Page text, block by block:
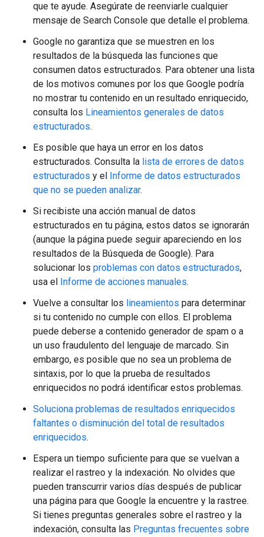
que te ayude. Asegúrate de reenviarle cualquier
mensaje de Search Console que detalle el problema.
Google no garantiza que se muestren en los
resultados de la búsqueda las funciones que
consumen datos estructurados. Para obtener una lista
de los motivos comunes por los que Google podría
no mostrar tu contenido en un resultado enriquecido,
consulta los Lineamientos generales de datos
estructurados.
Es posible que haya un error en los datos
estructurados. Consulta la lista de errores de datos
estructurados y el Informe de datos estructurados
que no se pueden analizar.
Si recibiste una acción manual de datos
estructurados en tu página, estos datos se ignorarán
(aunque la página puede seguir apareciendo en los
resultados de la Búsqueda de Google). Para
solucionar los problemas con datos estructurados,
usa el Informe de acciones manuales.
Vuelve a consultar los lineamientos para determinar
si tu contenido no cumple con ellos. El problema
puede deberse a contenido generador de spam o a
un uso fraudulento del lenguaje de marcado. Sin
embargo, es posible que no sea un problema de
sintaxis, por lo que la prueba de resultados
enriquecidos no podrá identificar estos problemas.
Soluciona problemas de resultados enriquecidos
faltantes o disminución del total de resultados
enriquecidos.
Espera un tiempo suficiente para que se vuelvan a
realizar el rastreo y la indexación. No olvides que
pueden transcurrir varios días después de publicar
una página para que Google la encuentre y la rastree.
Si tienes preguntas generales sobre el rastreo y la
indexación, consulta las Preguntas frecuentes sobre